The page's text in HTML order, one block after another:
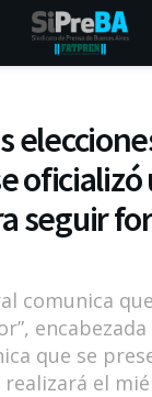
oficializó
seguir
comunica
que se
el